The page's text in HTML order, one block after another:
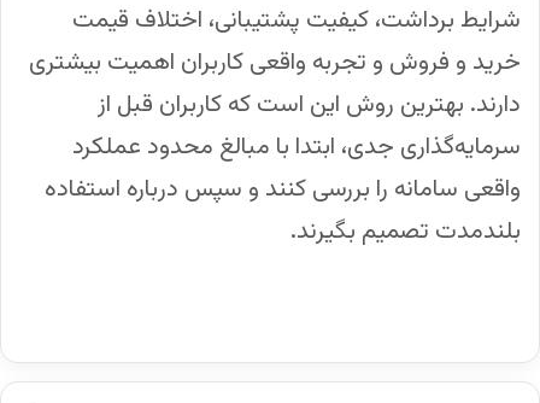
شرایط برداشت، کیفیت پشتیبانی، اختلاف قیمت
خرید و فروش و تجربه واقعی کاربران اهمیت بیشتری
دارند. بهترین روش این است که کاربران قبل از
سرمایه‌گذاری جدی، ابتدا با مبالغ محدود عملکرد
واقعی سامانه را بررسی کنند و سپس درباره استفاده
بلندمدت تصمیم بگیرند.